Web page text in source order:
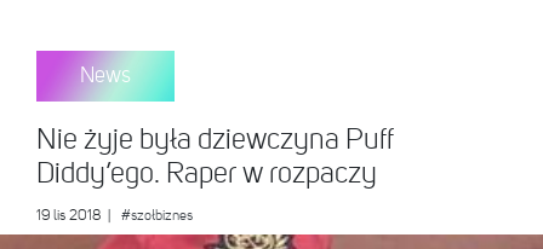
News
Nie żyje była dziewczyna Puff
Diddy’ego. Raper w rozpaczy
19 lis 2018 #szołbiznes